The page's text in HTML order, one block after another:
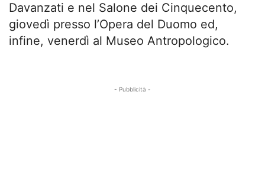
Davanzati e nel Salone dei Cinquecento,
giovedì presso l’Opera del Duomo ed,
infine, venerdì al Museo Antropologico.
- Pubblicità -